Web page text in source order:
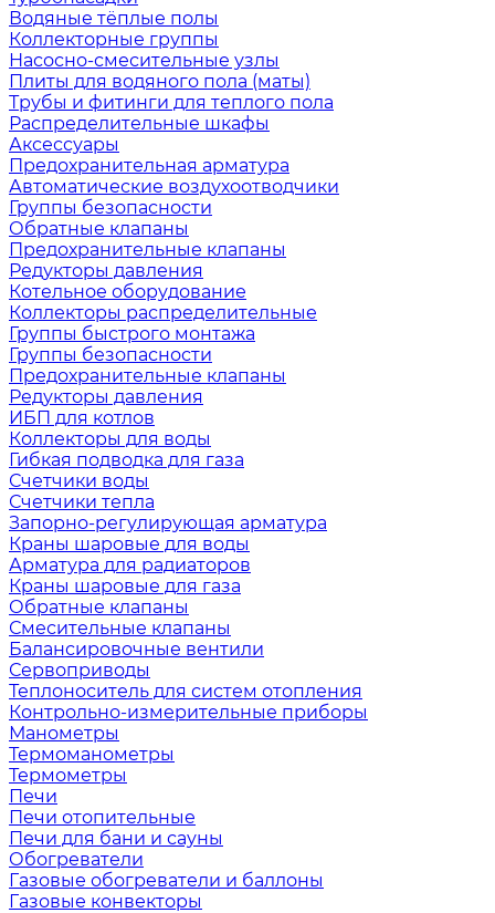
Водяные тёплые полы
Коллекторные группы
Насосно-смесительные узлы
Плиты для водяного пола (маты)
Трубы и фитинги для теплого пола
Распределительные шкафы
Аксессуары
Предохранительная арматура
Автоматические воздухоотводчики
Группы безопасности
Обратные клапаны
Предохранительные клапаны
Редукторы давления
Котельное оборудование
Коллекторы распределительные
Группы быстрого монтажа
Группы безопасности
Предохранительные клапаны
Редукторы давления
ИБП для котлов
Коллекторы для воды
Гибкая подводка для газа
Счетчики воды
Счетчики тепла
Запорно-регулирующая арматура
Краны шаровые для воды
Арматура для радиаторов
Краны шаровые для газа
Обратные клапаны
Смесительные клапаны
Балансировочные вентили
Сервоприводы
Теплоноситель для систем отопления
Контрольно-измерительные приборы
Манометры
Термоманометры
Термометры
Печи
Печи отопительные
Печи для бани и сауны
Обогреватели
Газовые обогреватели и баллоны
Газовые конвекторы